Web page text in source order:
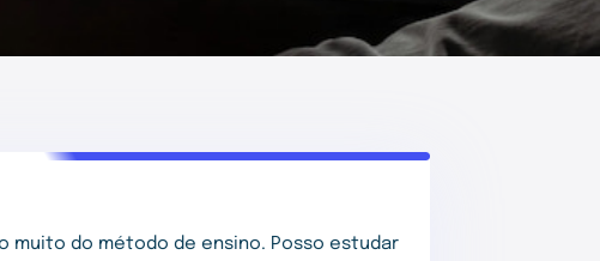
muito do método de ensino. Posso estudar